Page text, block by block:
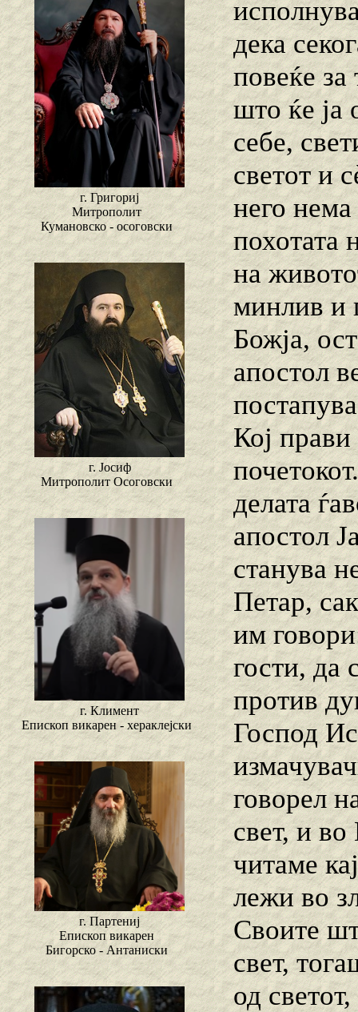
г. Григориј
Митрополит
Кумановско - осоговски
г. Јосиф
Митрополит Осоговски
г. Климент
Епископ викарен - хераклејски
г. Партениј
Епископ викарен
Бигорско - Антаниски
дека
повеќе за
што ќе ја
себе,
светот и
него
похотата
на
минлив и
Божја,
апостол
Кој
делата
апостол
станува
Петар,
им
гости, да
против
Господ
говорел
свет, и
читаме
лежи во
Своите
свет,
од